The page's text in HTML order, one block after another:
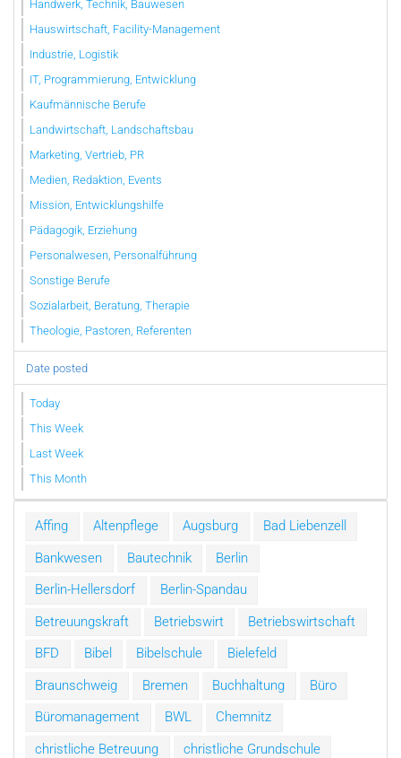
Handwerk, Technik, Bauwesen
Hauswirtschaft, Facility-Management
Industrie, Logistik
IT, Programmierung, Entwicklung
Kaufmännische Berufe
Landwirtschaft, Landschaftsbau
Marketing, Vertrieb, PR
Medien, Redaktion, Events
Mission, Entwicklungshilfe
Pädagogik, Erziehung
Personalwesen, Personalführung
Sonstige Berufe
Sozialarbeit, Beratung, Therapie
Theologie, Pastoren, Referenten
Date posted
Today
This Week
Last Week
This Month
Affing Altenpflege Augsburg
Bad Liebenzell
Bankwesen
Bautechnik
Berlin
Berlin-Hellersdorf
Berlin-Spandau
Betreuungskraft
Betriebswirt
Betriebswirtschaft
BFD
Bibel Bibelschule
Bielefeld
Braunschweig
Bremen Buchhaltung
Büro
Büromanagement
BWL
Chemnitz
christliche Betreuung
christliche Grundschule